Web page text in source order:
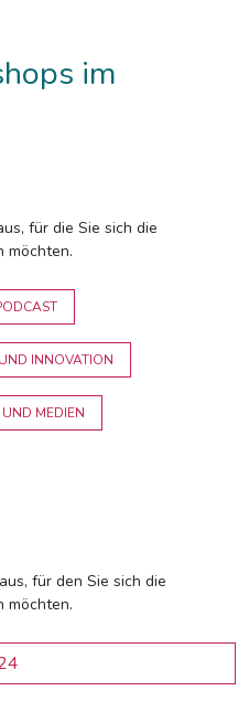
im
für die Sie sich die
möchten.
INNOVATION
UND MEDIEN
für den Sie sich die
möchten.